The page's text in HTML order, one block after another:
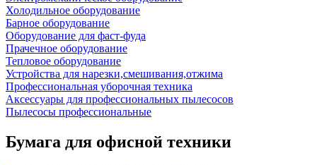
Холодильное оборудование
Барное оборудование
Оборудование для фаст-фуда
Прачечное оборудование
Тепловое оборудование
Устройства для нарезки,смешивания,отжима
Профессиональная уборочная техника
Аксессуары для профессиональных пылесосов
Пылесосы профессиональные
Бумага для офисной техники